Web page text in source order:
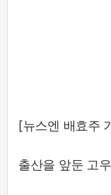
[뉴스엔 배효주
출산을 앞둔 고